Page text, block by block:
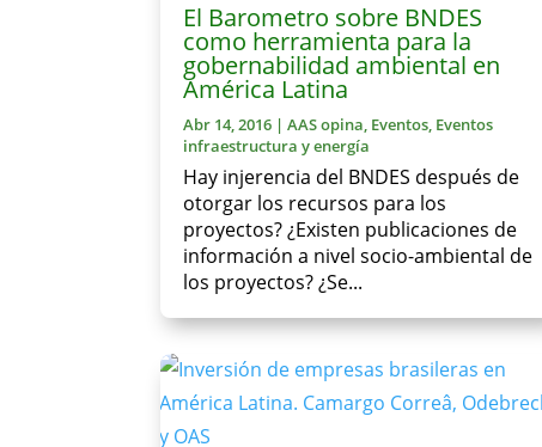
El Barometro sobre BNDES
como herramienta para la
gobernabilidad ambiental en
América Latina
Abr 14, 2016 |AAS opina, Eventos, Eventos
infraestructura y energía
Hay injerencia del BNDES después de
otorgar los recursos para los
proyectos? ¿Existen publicaciones de
información a nivel socio-ambiental de
los proyectos? ¿Se...